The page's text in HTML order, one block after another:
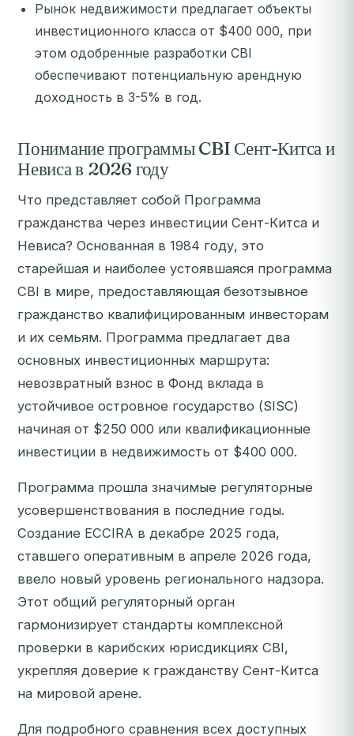
Рынок недвижимости предлагает объекты
инвестиционного класса от $400 000, при
этом одобренные разработки CBI
обеспечивают потенциальную арендную
доходность в 3-5% в год.
Понимание программы CBI Сент-Китса и
Невиса в 2026 году
Что представляет собой Программа
гражданства через инвестиции Сент-Китса и
Невиса? Основанная в 1984 году, это
старейшая и наиболее устоявшаяся программа
CBI в мире, предоставляющая безотзывное
гражданство квалифицированным инвесторам
и их семьям. Программа предлагает два
основных инвестиционных маршрута:
невозвратный взнос в Фонд вклада в
устойчивое островное государство (SISC)
начиная от $250 000 или квалификационные
инвестиции в недвижимость от $400 000.
Программа прошла значимые регуляторные
усовершенствования в последние годы.
Создание ECCIRA в декабре 2025 года,
ставшего оперативным в апреле 2026 года,
ввело новый уровень регионального надзора.
Этот общий регуляторный орган
гармонизирует стандарты комплексной
проверки в карибских юрисдикциях CBI,
укрепляя доверие к гражданству Сент-Китса
на мировой арене.
Для подробного сравнения всех доступных